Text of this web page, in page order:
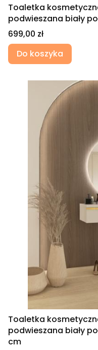
Toaletka
podwieszana biały
Cena
699,00 zł
Do koszyka
Toaletka
podwieszana biały
cm